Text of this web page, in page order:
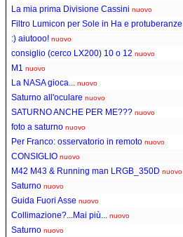
La mia prima Divisione Cassini nuovo
Filtro Lumicon per Sole in Ha e protuberanze
:) aiutooo! nuovo
consiglio (cerco LX200) 10 o 12 nuovo
M1 nuovo
La NASA gioca...
nuovo
Saturno all'oculare nuovo
SATURNO ANCHE PER ME??? nuovo
foto a saturno nuovo
Per Franco: osservatorio in remoto nuovo
CONSIGLIO nuovo
M42 M43 & Running man LRGB_350D nuovo
Saturno nuovo
Guida Fuori Asse nuovo
Collimazione?...Mai più...
nuovo
Saturno nuovo